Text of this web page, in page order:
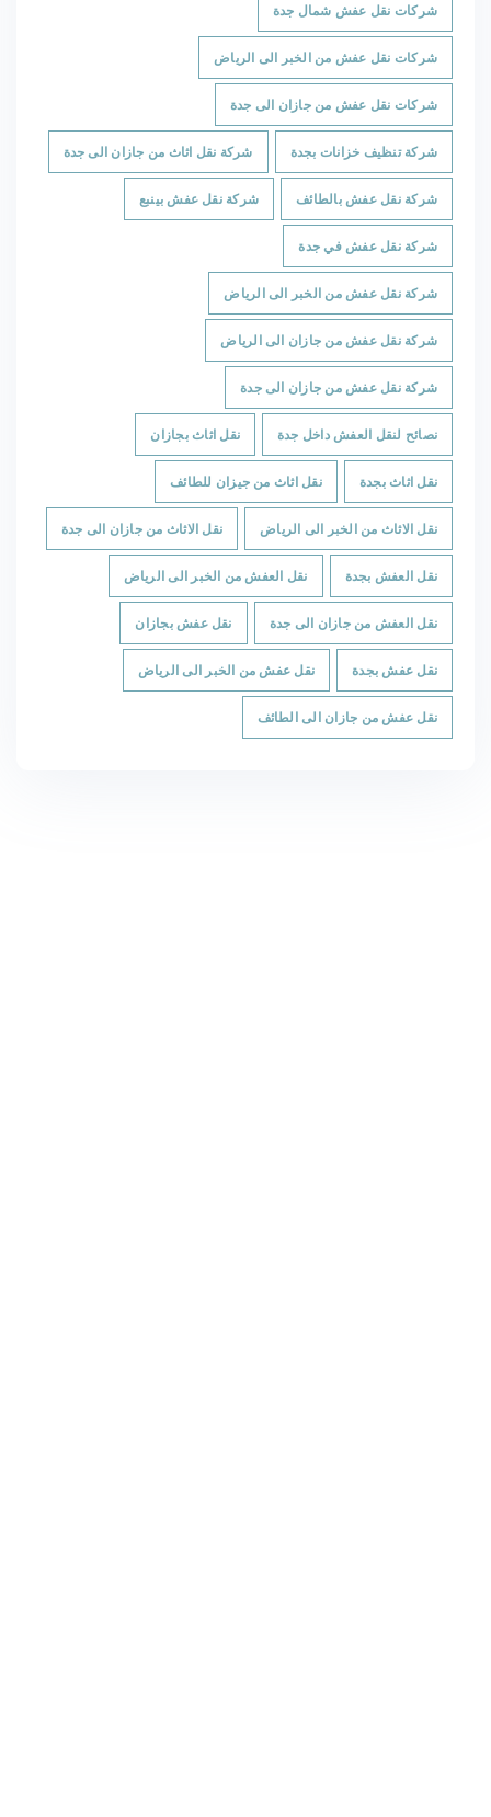
شركات نقل عفش شمال جدة
شركات نقل عفش من الخبر الى الرياض
شركات نقل عفش من جازان الى جدة
شركة تنظيف خزانات بجدة شركة نقل اثاث من جازان الى جدة
شركة نقل عفش بالطائف شركة نقل عفش بينبع
شركة نقل عفش في جدة
شركة نقل عفش من الخبر الى الرياض
شركة نقل عفش من جازان الى الرياض
شركة نقل عفش من جازان الى جدة
نصائح لنقل العفش داخل جدة نقل اثاث بجازان
نقل اثاث بجدة نقل اثاث من جيزان للطائف
نقل الاثاث من الخبر الى الرياض نقل الاثاث من جازان الى جدة
نقل العفش بجدة نقل العفش من الخبر الى الرياض
نقل العفش من جازان الى جدة نقل عفش بجازان
نقل عفش بجدة نقل عفش من الخبر الى الرياض
نقل عفش من جازان الى الطائف